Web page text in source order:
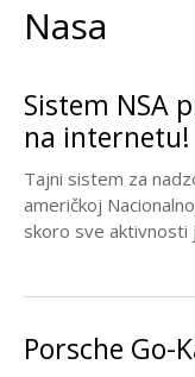
Nasa
Sistem NSA
na internetu!
Tajni sistem za
američkoj
skoro sve aktivnosti
Porsche Go-